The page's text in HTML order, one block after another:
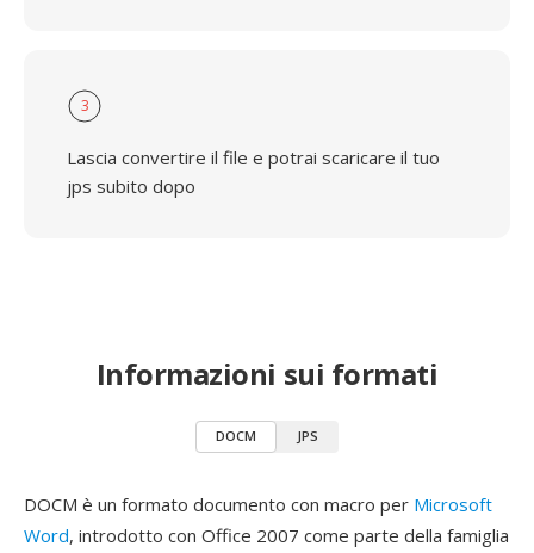
3
Lascia convertire il file e potrai scaricare il tuo
jps subito dopo
Informazioni sui formati
DOCM JPS
DOCM è un formato documento con macro per Microsoft
Word, introdotto con Office 2007 come parte della famiglia